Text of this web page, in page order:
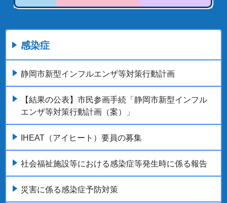
感染症
静岡市新型インフルエンザ等対策行動計画
【結果の公表】市民参画手続「静岡市新型インフル
エンザ等対策行動計画（案）」
IHEAT（アイヒート）要員の募集
社会福祉施設等における感染症等発生時に係る報告
災害に係る感染症予防対策